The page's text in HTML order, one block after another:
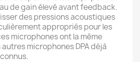
de gain élevé avant feedback.
des pressions acoustiques
appropriés pour les
microphones ont la même
microphones DPA déjà